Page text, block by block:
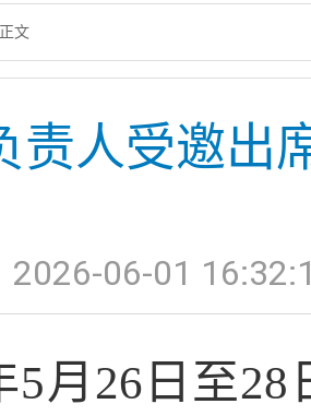
正文
责人受邀出
2026-06-01
5月26日至